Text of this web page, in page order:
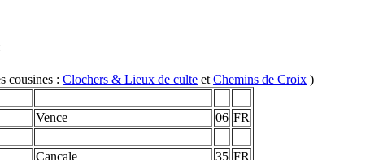
cousines : Clochers & Lieux de culte et Chemins de Croix )
Vence 06 FR
Cancale 35 FR